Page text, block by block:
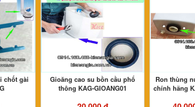
chốt gài
Gioăng cao su bồn cầu phổ
thông KAG-GIOANG01
Ron thùng
chính hãng